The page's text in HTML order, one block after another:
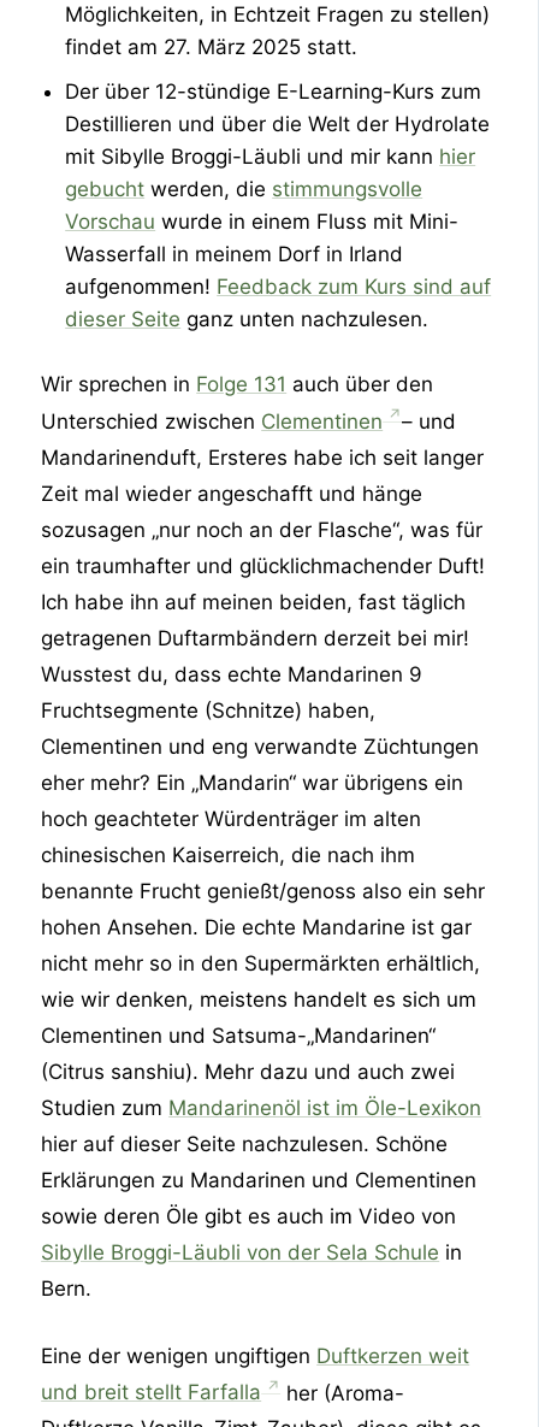
Möglichkeiten, in Echtzeit Fragen zu stellen)
findet am 27. März 2025 statt.
Der über 12-stündige E-Learning-Kurs zum
Destillieren und über die Welt der Hydrolate
mit Sibylle Broggi-Läubli und mir kann hier
gebucht werden, die stimmungsvolle
Vorschau wurde in einem Fluss mit Mini-
Wasserfall in meinem Dorf in Irland
aufgenommen! Feedback zum Kurs sind auf
dieser Seite ganz unten nachzulesen.
Wir sprechen in Folge 131 auch über den
Unterschied zwischen Clementinen
– und
Mandarinenduft, Ersteres habe ich seit langer
Zeit mal wieder angeschafft und hänge
sozusagen „nur noch an der Flasche“, was für
ein traumhafter und glücklichmachender Duft!
Ich habe ihn auf meinen beiden, fast täglich
getragenen Duftarmbändern derzeit bei mir!
Wusstest du, dass echte Mandarinen 9
Fruchtsegmente (Schnitze) haben,
Clementinen und eng verwandte Züchtungen
eher mehr? Ein „Mandarin“ war übrigens ein
hoch geachteter Würdenträger im alten
chinesischen Kaiserreich, die nach ihm
benannte Frucht genießt/genoss also ein sehr
hohen Ansehen. Die echte Mandarine ist gar
nicht mehr so in den Supermärkten erhältlich,
wie wir denken, meistens handelt es sich um
Clementinen und Satsuma-„Mandarinen“
(Citrus sanshiu). Mehr dazu und auch zwei
Studien zum Mandarinenöl ist im Öle-Lexikon
hier auf dieser Seite nachzulesen. Schöne
Erklärungen zu Mandarinen und Clementinen
sowie deren Öle gibt es auch im Video von
Sibylle Broggi-Läubli von der Sela Schule in
Bern.
Eine der wenigen ungiftigen Duftkerzen weit
und breit stellt Farfalla
her (Aroma-